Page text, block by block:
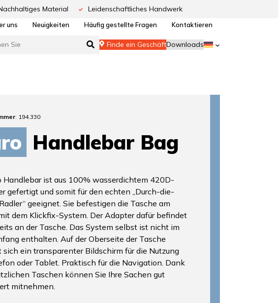
Material Leidenschaftliches Handwerk
uns Neuigkeiten Häufig gestellte Fragen Kontaktieren
Finde ein GeschäftDownloads
: 194.330
Handlebar Bag
Handlebar ist aus 100% wasserdichtem 420D-
gefertigt und somit für den echten „Durch-die-
geeignet. Sie befestigen die Tasche am
dem Klickfix-System. Der Adapter dafür befindet
an der Tasche. Das System selbst ist nicht im
enthalten. Auf der Oberseite der Tasche
sich ein transparenter Bildschirm für die Nutzung
oder Tablet. Praktisch für die Navigation. Dank
Taschen können Sie Ihre Sachen gut
mitnehmen.